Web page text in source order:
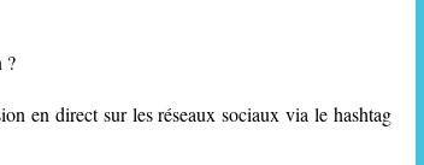
?
en direct sur les réseaux sociaux via le hashtag